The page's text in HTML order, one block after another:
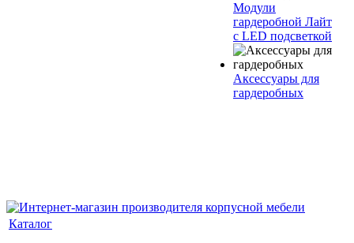
Модули
гардеробной Лайт
с LED подсветкой
Аксессуары для
гардеробных
Каталог